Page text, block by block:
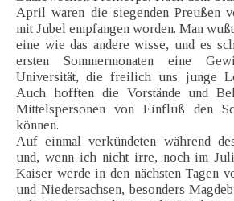
April waren die siegenden Preußen
mit Jubel empfangen worden. Man
eine wie das andere wisse, und es
ersten Sommermonaten eine
Universität, die freilich uns junge
Auch hofften die Vorstände und
Mittelspersonen von Einfluß den
können.
Auf einmal verkündeten während
und, wenn ich nicht irre, noch im
Kaiser werde in den nächsten Tagen
und Niedersachsen, besonders